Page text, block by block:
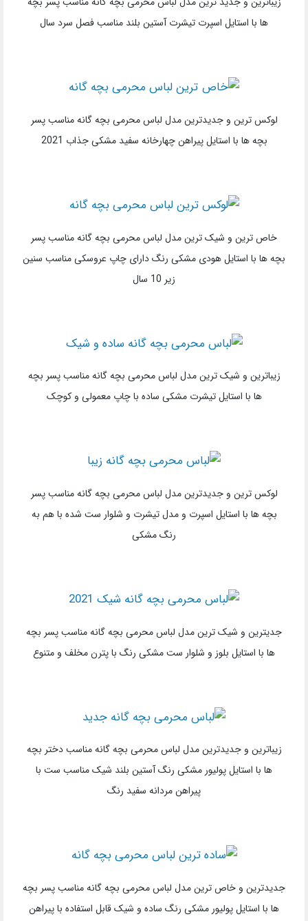
ها با استایل اسپرت تیشرت آستین بلند مناسب فصل سرد سال
لوکس ترین و جدیدترین مدل لباس محرمی بچه گانه مناسب پسر
بچه ها با استایل پیراهن چهارخانه سفید مشکی جذاب 2021
خاص ترین و شیک ترین مدل لباس محرمی بچه گانه مناسب پسر
بچه ها با استایل هودی مشکی رنگ دارای چاپ عروسکی مناسب سنین
زیر 10 سال
زیباترین و شیک ترین مدل لباس محرمی بچه گانه مناسب پسر بچه
ها با استایل تیشرت مشکی ساده با چاپ معمولی و کوچک
لوکس ترین و جدیدترین مدل لباس محرمی بچه گانه مناسب پسر
بچه ها با استایل اسپرت و مدل تیشرت و شلوار ست شده با هم به
رنگ مشکی
جدیترین و شیک ترین مدل لباس محرمی بچه گانه مناسب پسر بچه
ها با استایل بلوز و شلوار ست مشکی رنگ با پترن مخلف و متنوع
زیباترین و جدیدترین مدل لباس محرمی بچه گانه مناسب دختر بچه
ها با استایل پولیور مشکی رنگ آستین بلند شیک مناسب ست با
پیراهن مردانه سفید رنگ
جدیدترین و خاص ترین مدل لباس محرمی بچه گانه مناسب پسر بچه
ها با استایل پولیور مشکی رنگ ساده و شیک قابل استفاده با پیراهن